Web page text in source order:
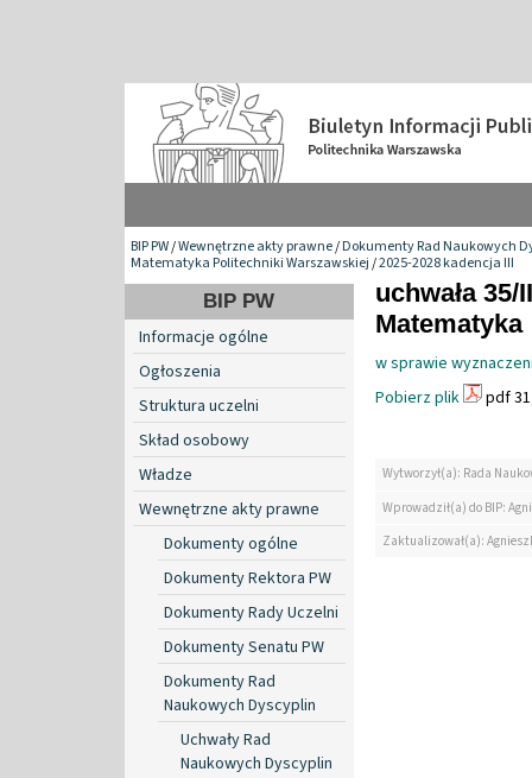
BIP PW/Wewnętrzne akty prawne/Dokumenty Rad Naukowych
Matematyka Politechniki Warszawskiej/2025-2028 kadencja III
BIP PW
Informacje ogólne
Ogłoszenia
Struktura uczelni
Skład osobowy
Władze
Wewnętrzne akty prawne
Dokumenty ogólne
Dokumenty Rektora PW
Dokumenty Rady Uczelni
Dokumenty Senatu PW
Dokumenty Rad
Naukowych Dyscyplin
Uchwały Rad
Naukowych Dyscyplin
uchwała
Matematyka
w sprawie
Pobierz plik
pdf
Wytworzył(a): Rada
Wprowadził(a) do BIP:
Zaktualizował(a):